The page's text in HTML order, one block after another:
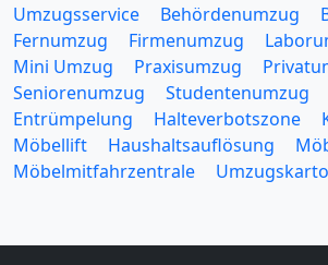
Umzugsservice Behördenumzug
Fernumzug
Firmenumzug
Mini Umzug
Praxisumzug
Seniorenumzug
Studentenumzug
Entrümpelung
Halteverbotszone
Möbellift
Haushaltsauflösung
Möbelmitfahrzentrale